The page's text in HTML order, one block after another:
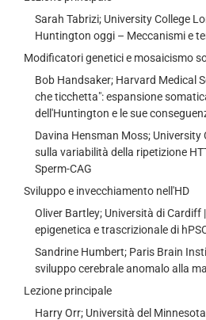
Sarah Tabrizi; University College
Huntington oggi – Meccanismi e
Modificatori genetici e mosaicismo
Bob Handsaker; Harvard Medical
che ticchetta": espansione
dell'Huntington e le sue
Davina Hensman Moss; University
sulla variabilità della ripetizione
Sperm-CAG
Sviluppo e invecchiamento nell'HD
Oliver Bartley; Università di Cardiff
epigenetica e trascrizionale di
Sandrine Humbert; Paris Brain
sviluppo cerebrale anomalo alla
Lezione principale
Harry Orr; Università del